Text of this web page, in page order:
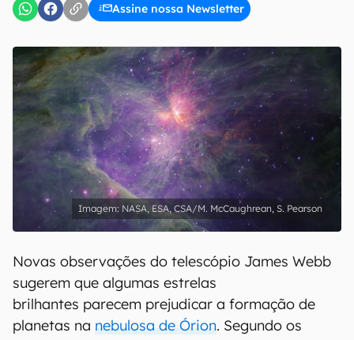
Assine nossa Newsletter
Confirmo que li, aceito e concordo com os Termos de
Uso e Política de Privacidade do Canaltech.
NASA, ESA, CSA/M. McCaughrean, S. Pearson
Novas observações do telescópio James Webb
sugerem que algumas estrelas
brilhantes parecem prejudicar a formação de
planetas na nebulosa de Órion. Segundo os